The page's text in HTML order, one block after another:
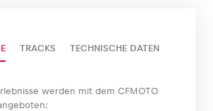
TRACKS TECHNISCHE DATEN
werden mit dem CFMOTO